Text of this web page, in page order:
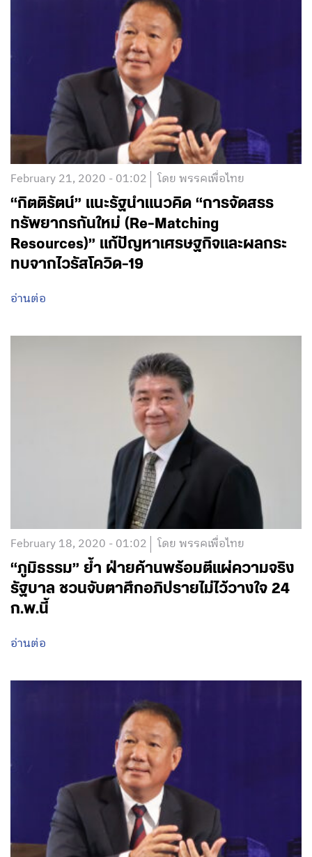
February 21, 2020 - 01:02 โดย พรรคเพื่อไทย
“กิตติรัตน์” แนะรัฐนำแนวคิด “การจัดสรร
ทรัพยากรกันใหม่ (Re-Matching
Resources)” แก้ปัญหาเศรษฐกิจและผลกระ
ทบจากไวรัสโควิด-19
อ่านต่อ
February 18, 2020 - 01:02 โดย พรรคเพื่อไทย
“ภูมิธรรม” ย้ำ ฝ่ายค้านพร้อมตีแผ่ความจริง
รัฐบาล ชวนจับตาศึกอภิปรายไม่ไว้วางใจ 24
ก.พ.นี้
อ่านต่อ